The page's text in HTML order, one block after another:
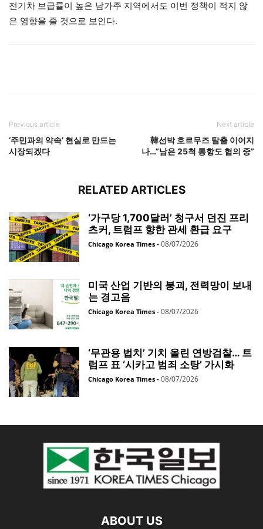
전기차 보급률이 높은 남가주 지역에서도 이번 정책이 적지 않
은 영향을 줄 것으로 보인다.
Previous article
‘주민과의 약속’ 현실로 만드는
시장되겠다
Next article
韓선박 호르무즈 탈출 이어지
나…”남은 25척 통항도 협의 중”
RELATED ARTICLES
‘가구당 1,700달러’ 청구서 던진 프리
츠커, 트럼프 향한 관세 환급 요구
Chicago Korea Times - 08/07/2026
미국 산업 기반의 붕괴, 전력망이 보내
는 경고음
Chicago Korea Times - 08/07/2026
‘무관용 법치’ 기치 올린 연방검찰… 트
럼프 표 ‘시카고 범죄 소탕’ 가시화
Chicago Korea Times - 08/07/2026
ABOUT US